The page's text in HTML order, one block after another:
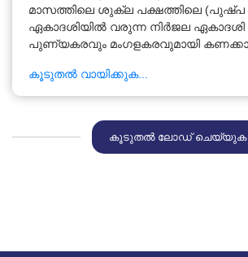
മാസത്തിലെ ശുക്ല പക്ഷത്തിലെ
ഏകാദശിയിൽ വരുന്ന നിർജല ഏകാദശി
പുണ്യകരവും മംഗളകരവുമായി
കൂടുതൽ വായിക്കുക...
കൂടുതൽ ലോഡ് ചെയ്യുക